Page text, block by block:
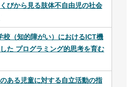
びから見る肢体不自由児の社会
校（知的障がい）におけるICT機
た プログラミング的思考を育む
ある児童に対する自立活動の指